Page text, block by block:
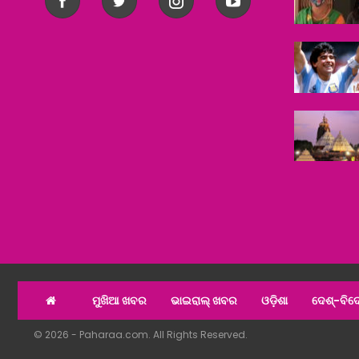
ମୁଖିଆ ଖବର ଭାଇରାଲ୍ ଖବର ଓଡ଼ିଶା ଦେଶ୍‌-
© 2026 - Paharaa.com. All Rights Reserved.